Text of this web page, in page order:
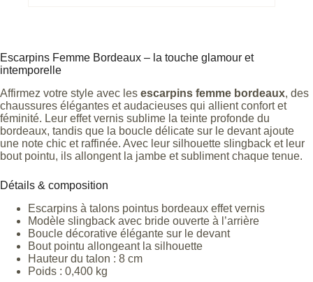
Escarpins Femme Bordeaux – la touche glamour et
intemporelle
Affirmez votre style avec les escarpins femme bordeaux, des
chaussures élégantes et audacieuses qui allient confort et
féminité. Leur effet vernis sublime la teinte profonde du
bordeaux, tandis que la boucle délicate sur le devant ajoute
une note chic et raffinée. Avec leur silhouette slingback et leur
bout pointu, ils allongent la jambe et subliment chaque tenue.
Détails & composition
Escarpins à talons pointus bordeaux effet vernis
Modèle slingback avec bride ouverte à l’arrière
Boucle décorative élégante sur le devant
Bout pointu allongeant la silhouette
Hauteur du talon : 8 cm
Poids : 0,400 kg